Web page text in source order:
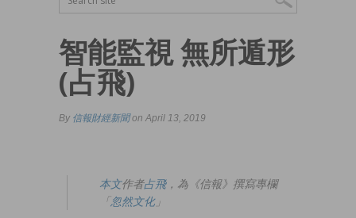
智能監視 無所遁形
(占飛)
By 信報財經新聞on April 13, 2019
本文作者占飛，為《信報》撰寫專欄
「忽然文化」